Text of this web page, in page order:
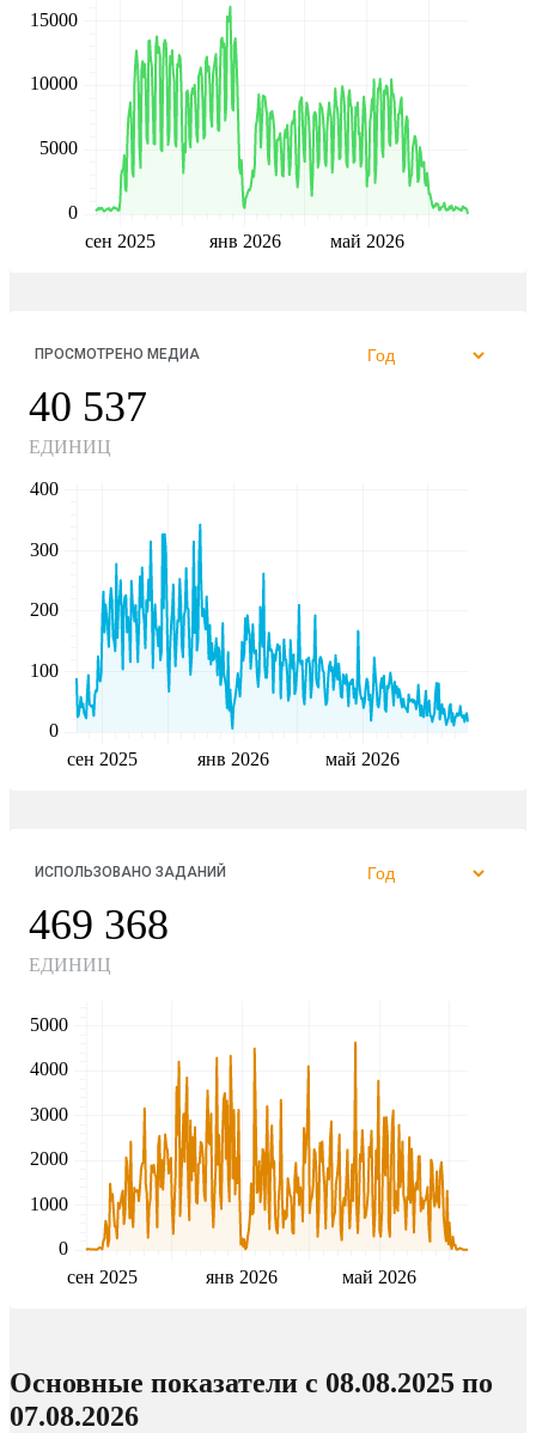
сен 2025 янв 2026 май 2026
0
5000
10000
15000
ПРОСМОТРЕНО МЕДИА
40 537
ЕДИНИЦ
сен 2025 янв 2026 май 2026
0
100
200
300
400
ИСПОЛЬЗОВАНО ЗАДАНИЙ
469 368
ЕДИНИЦ
сен 2025 янв 2026 май 2026
0
1000
2000
3000
4000
5000
Основные показатели c 08.08.2025 по
07.08.2026